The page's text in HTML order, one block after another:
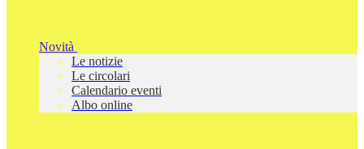
Novità
Le notizie
Le circolari
Calendario eventi
Albo online